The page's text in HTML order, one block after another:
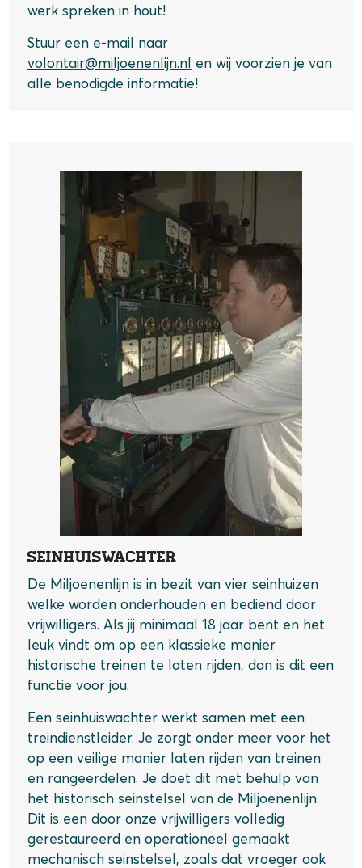
werk spreken in hout!
Stuur een e-mail naar
volontair@miljoenenlijn.nl en wij voorzien je van
alle benodigde informatie!
Seinhuiswachter
De Miljoenenlijn is in bezit van vier seinhuizen
welke worden onderhouden en bediend door
vrijwilligers. Als jij minimaal 18 jaar bent en het
leuk vindt om op een klassieke manier
historische treinen te laten rijden, dan is dit een
functie voor jou.
Een seinhuiswachter werkt samen met een
treindienstleider. Je zorgt onder meer voor het
op een veilige manier laten rijden van treinen
en rangeerdelen. Je doet dit met behulp van
het historisch seinstelsel van de Miljoenenlijn.
Dit is een door onze vrijwilligers volledig
gerestaureerd en operationeel gemaakt
mechanisch seinstelsel, zoals dat vroeger ook